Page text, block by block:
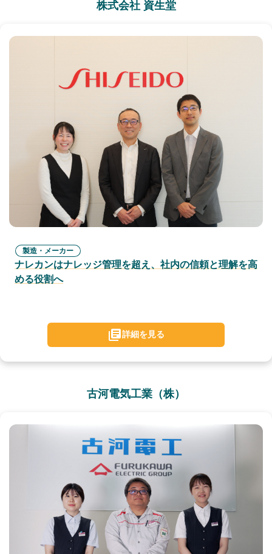
株式会社 資生堂
製造・メーカー
ナレカンはナレッジ管理を超え、社内の信頼と理解を高
める役割へ
詳細を見る
古河電気工業（株）